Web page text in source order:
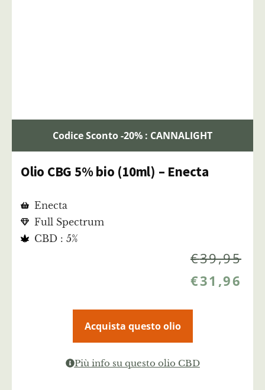
Codice Sconto -20% : CANNALIGHT
Olio CBG 5% bio (10ml) – Enecta
Enecta
Full Spectrum
CBD : 5%
€39,95
€31,96
Acquista questo olio
Più info su questo olio CBD